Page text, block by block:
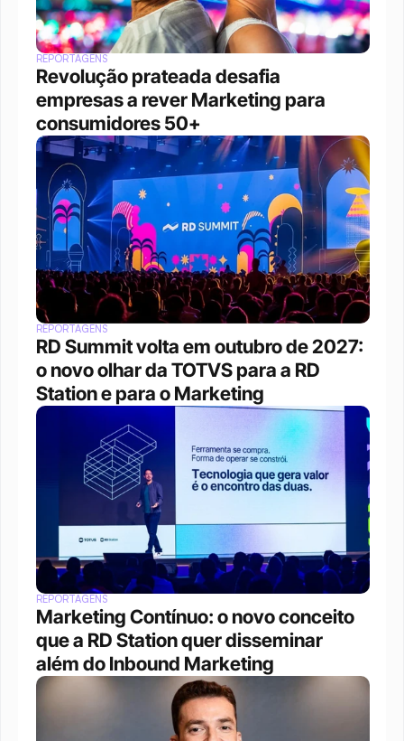
REPORTAGENS
Revolução prateada desafia
empresas a rever Marketing para
consumidores 50+
REPORTAGENS
RD Summit volta em outubro de 2027:
o novo olhar da TOTVS para a RD
Station e para o Marketing
REPORTAGENS
Marketing Contínuo: o novo conceito
que a RD Station quer disseminar
além do Inbound Marketing